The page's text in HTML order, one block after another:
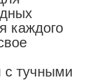
каждого
с тучными